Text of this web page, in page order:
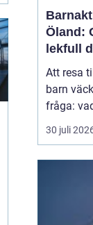
Öland:
lekfull
familjen
Att resa
barn
fråga:
för att
oavsett
30 juli